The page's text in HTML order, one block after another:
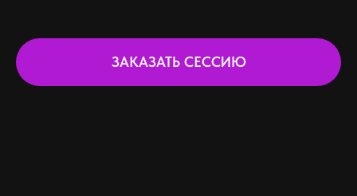
ЗАКАЗАТЬ СЕССИЮ